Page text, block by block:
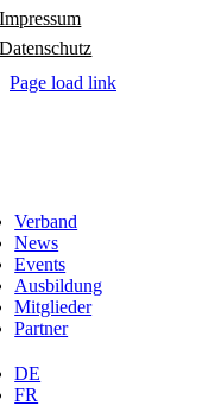
Impressum
Datenschutz
Page load link
Verband
News
Events
Ausbildung
Mitglieder
Partner
DE
FR